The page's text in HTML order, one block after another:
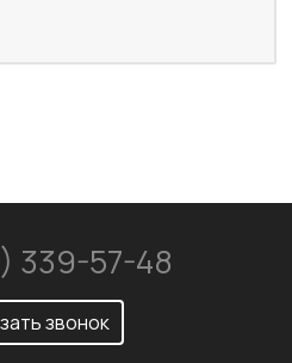
339-57-48
звонок